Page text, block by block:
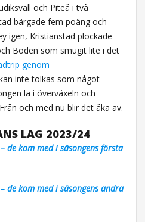
och Piteå i två
bärgade fem poäng och
igen, Kristianstad plockade
Boden som smugit lite i det
genom
inte tolkas som något
la i överväxeln och
och med nu blir det åka av.
LAG 2023/24
de kom med i säsongens första
de kom med i säsongens andra